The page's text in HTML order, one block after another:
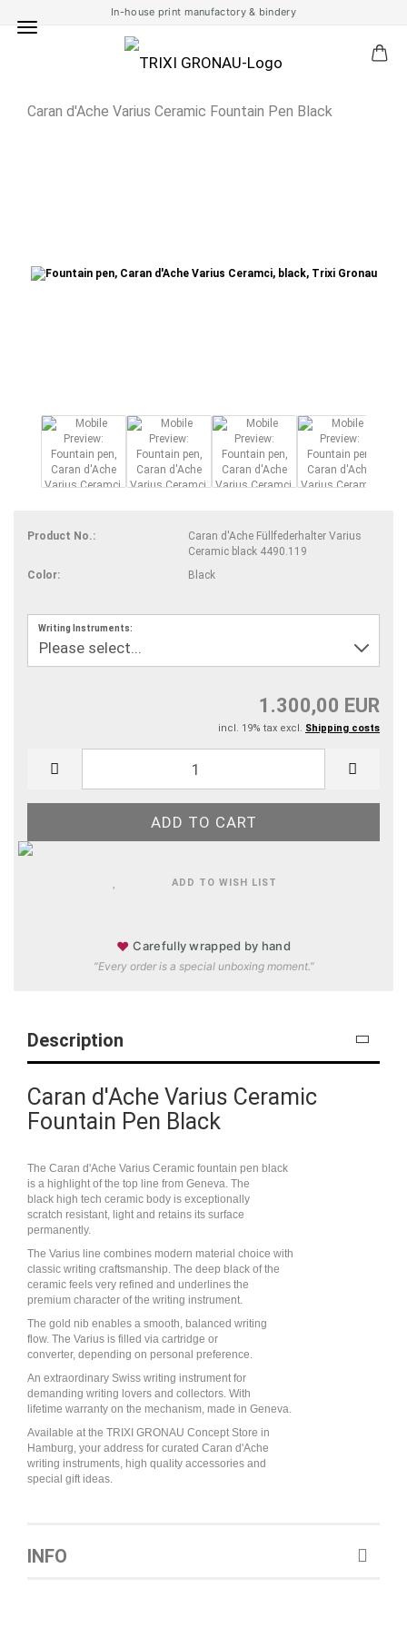
In-house print manufactory & bindery
Caran d'Ache Varius Ceramic Fountain Pen Black
Product No.:
Caran d'Ache Füllfederhalter Varius
Ceramic black 4490.119
Color:
Black
Writing Instruments:
1.300,00 EUR
incl. 19% tax excl. Shipping costs
ADD TO WISH LIST
♥ Carefully wrapped by hand
“Every order is a special unboxing moment.”
Description
Caran d'Ache Varius Ceramic
Fountain Pen Black
The Caran d'Ache Varius Ceramic fountain pen black
is a highlight of the top line from Geneva. The
black high tech ceramic body is exceptionally
scratch resistant, light and retains its surface
permanently.
The Varius line combines modern material choice with
classic writing craftsmanship. The deep black of the
ceramic feels very refined and underlines the
premium character of the writing instrument.
The gold nib enables a smooth, balanced writing
flow. The Varius is filled via cartridge or
converter, depending on personal preference.
An extraordinary Swiss writing instrument for
demanding writing lovers and collectors. With
lifetime warranty on the mechanism, made in Geneva.
Available at the TRIXI GRONAU Concept Store in
Hamburg, your address for curated Caran d'Ache
writing instruments, high quality accessories and
special gift ideas.
INFO